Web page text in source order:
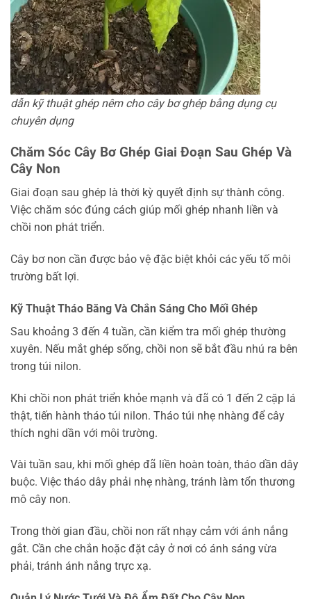
dẫn kỹ thuật ghép nêm cho cây bơ ghép bằng dụng cụ
chuyên dụng
Chăm Sóc Cây Bơ Ghép Giai Đoạn Sau Ghép Và
Cây Non
Giai đoạn sau ghép là thời kỳ quyết định sự thành công.
Việc chăm sóc đúng cách giúp mối ghép nhanh liền và
chồi non phát triển.
Cây bơ non cần được bảo vệ đặc biệt khỏi các yếu tố môi
trường bất lợi.
Kỹ Thuật Tháo Băng Và Chắn Sáng Cho Mối Ghép
Sau khoảng 3 đến 4 tuần, cần kiểm tra mối ghép thường
xuyên. Nếu mắt ghép sống, chồi non sẽ bắt đầu nhú ra bên
trong túi nilon.
Khi chồi non phát triển khỏe mạnh và đã có 1 đến 2 cặp lá
thật, tiến hành tháo túi nilon. Tháo túi nhẹ nhàng để cây
thích nghi dần với môi trường.
Vài tuần sau, khi mối ghép đã liền hoàn toàn, tháo dần dây
buộc. Việc tháo dây phải nhẹ nhàng, tránh làm tổn thương
mô cây non.
Trong thời gian đầu, chồi non rất nhạy cảm với ánh nắng
gắt. Cần che chắn hoặc đặt cây ở nơi có ánh sáng vừa
phải, tránh ánh nắng trực xạ.